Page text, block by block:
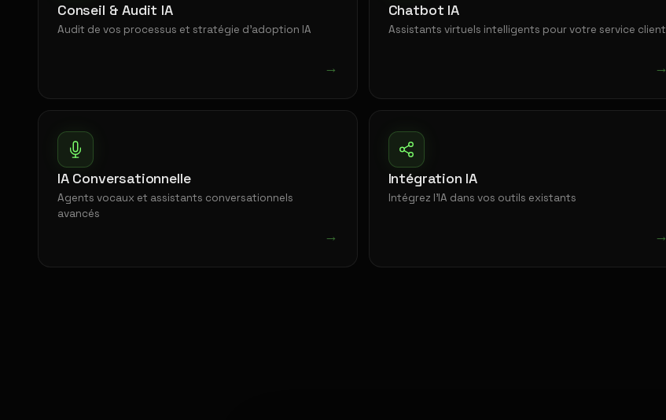
Conseil & Audit IA
Audit de vos processus et stratégie d'adoption IA
→
Chatbot IA
Assistants virtuels intelligents pour votre service client
→
IA Conversationnelle
Agents vocaux et assistants conversationnels
avancés
→
Intégration IA
Intégrez l'IA dans vos outils existants
→